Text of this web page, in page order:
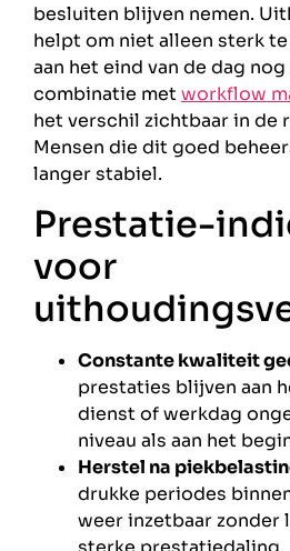
besluiten blijven nemen.
helpt om niet alleen sterk
aan het eind van de dag
combinatie metworkflow
het verschil zichtbaar in de
Mensen die dit goed
langer stabiel.
Prestatie-
voor
Constante kwaliteit
prestaties blijven aan
dienst of werkdag
niveau als aan het
Herstel na
drukke periodes
weer inzetbaar